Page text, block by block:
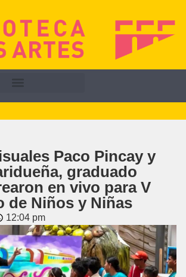
Paco Pincay y
graduado
en vivo para V
de Niños y Niñas
12:04 pm